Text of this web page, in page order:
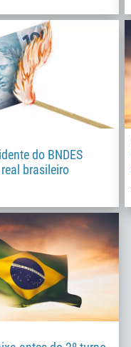
do BNDES
brasileiro